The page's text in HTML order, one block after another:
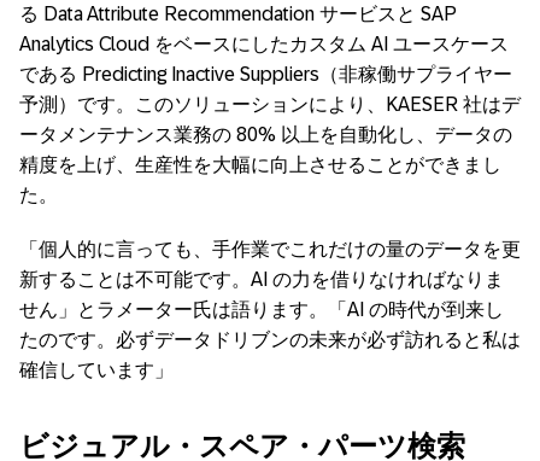
る Data Attribute Recommendation サービスと SAP
Analytics Cloud をベースにしたカスタム AI ユースケース
である Predicting Inactive Suppliers（非稼働サプライヤー
予測）です。このソリューションにより、KAESER 社はデ
ータメンテナンス業務の 80% 以上を自動化し、データの
精度を上げ、生産性を大幅に向上させることができまし
た。
「個人的に言っても、手作業でこれだけの量のデータを更
新することは不可能です。AI の力を借りなければなりま
せん」とラメーター氏は語ります。「AI の時代が到来し
たのです。必ずデータドリブンの未来が必ず訪れると私は
確信しています」
ビジュアル・スペア・パーツ検索